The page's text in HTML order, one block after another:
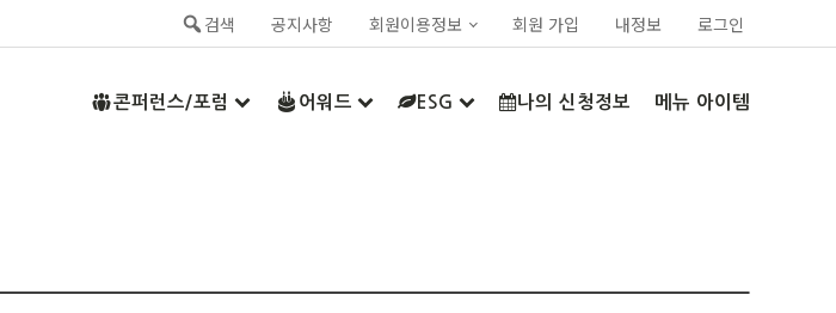
검색 공지사항 회원이용정보 회원 가입 내정보 로그인
콘퍼런스/포럼 어워드 ESG 나의 신청정보 메뉴 아이템